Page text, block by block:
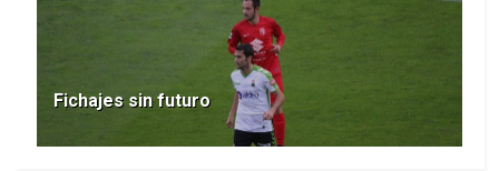
Fichajes sin futuro